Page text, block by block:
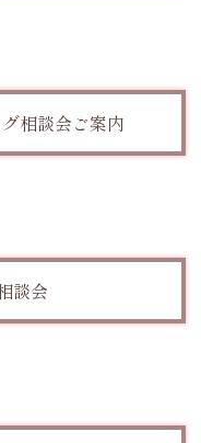
相談会ご案内
談会